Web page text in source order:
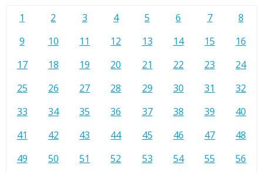
1 2 3 4 5 6 7
8
9
10 11 12 13 14 15
16
17
18 19 20 21 22 23
24
25
26 27 28 29 30 31
32
33
34 35 36 37 38 39
40
41
42 43 44 45 46 47
48
49
50 51 52 53 54 55
56